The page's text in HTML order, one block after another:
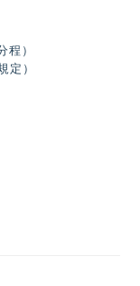
程）
定）